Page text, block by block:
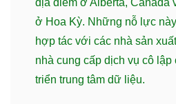
ở Hoa Kỳ. Những nỗ lực
hợp tác với các nhà sản
nhà cung cấp dịch vụ cô lập
triển trung tâm dữ liệu.